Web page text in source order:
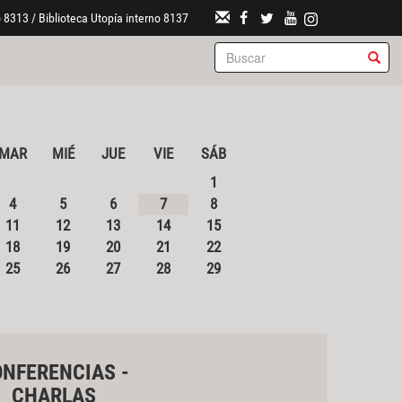
/ Biblioteca Utopía interno 8137
MAR MIÉ JUE VIE
SÁB
1
4 5 6 7
8
11 12 13 14
15
18 19 20 21
22
25 26 27 28
29
-
CHARLAS